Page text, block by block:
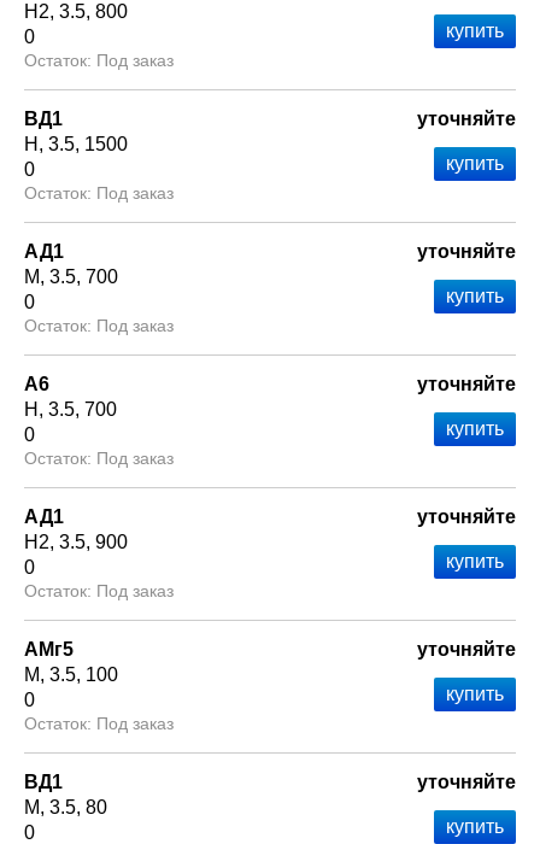
Н2 3.5 800
0
Под заказ
ВД1
Н
3.5 1500
0
Под заказ
уточняйте
АД1
М 3.5 700
0
Под заказ
уточняйте
А6
Н
3.5 700
0
Под заказ
уточняйте
АД1
Н2 3.5 900
0
Под заказ
уточняйте
АМг5
М 3.5 100
0
Под заказ
уточняйте
ВД1
М 3.5 80
0
уточняйте